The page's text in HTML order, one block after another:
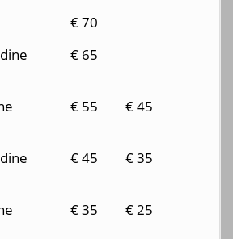
€ 70
€ 65
€ 55 € 45
€ 45 € 35
€ 35 € 25